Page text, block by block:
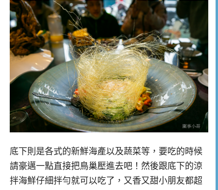
底下則是各式的新鮮海產以及蔬菜等，要吃的時候
請豪邁一點直接把鳥巢壓進去吧！然後跟底下的涼
拌海鮮仔細拌勻就可以吃了，又香又甜小朋友都超